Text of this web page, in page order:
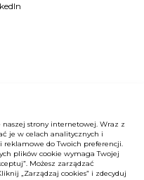
naszej strony internetowej. Wraz z
je w celach analitycznych i
reklamowe do Twoich preferencji.
plików cookie wymaga Twojej
Możesz zarządzać
„Zarządzaj cookies” i zdecyduj